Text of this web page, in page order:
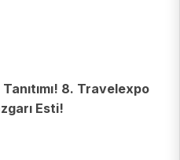
8. Travelexpo
Esti!